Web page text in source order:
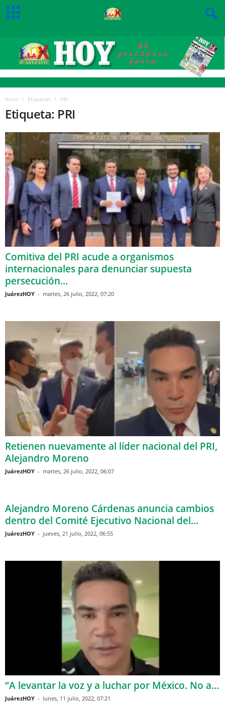
Inicio Etiquetas PRI
Etiqueta: PRI
Comitiva del PRI acude a organismos
internacionales para denunciar supuesta
persecución...
JuárezHOY - martes, 26 julio, 2022, 07:20
Retienen nuevamente al líder nacional del PRI,
Alejandro Moreno
JuárezHOY - martes, 26 julio, 2022, 06:07
Alejandro Moreno Cárdenas anuncia cambios
dentro del Comité Ejecutivo Nacional del...
JuárezHOY - jueves, 21 julio, 2022, 06:55
“A levantar la voz y a luchar por México. No a...
JuárezHOY - lunes, 11 julio, 2022, 07:21